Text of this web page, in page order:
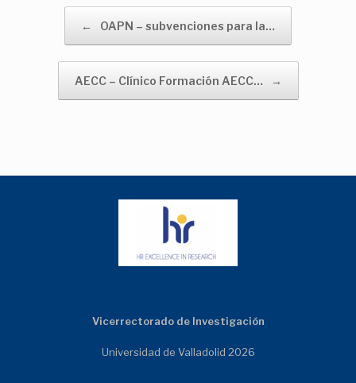
← OAPN – subvenciones para la…
AECC – Clínico Formación AECC… →
Vicerrectorado de Investigación
Universidad de Valladolid 2026